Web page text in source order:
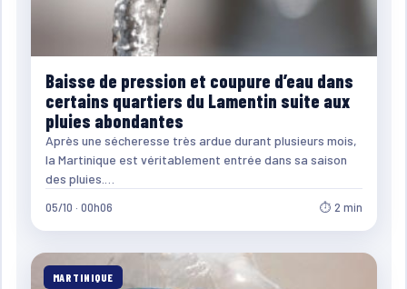
Baisse de pression et coupure d’eau dans
certains quartiers du Lamentin suite aux
pluies abondantes
Après une sécheresse très ardue durant plusieurs mois,
la Martinique est véritablement entrée dans sa saison
des pluies.…
05/10 · 00h06 ⏱ 2 min
MARTINIQUE